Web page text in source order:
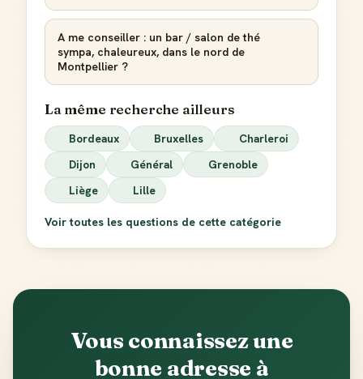
A me conseiller : un bar / salon de thé
sympa, chaleureux, dans le nord de
Montpellier ?
La même recherche ailleurs
Bordeaux Bruxelles
Charleroi
Dijon
Général
Grenoble
Liège
Lille
Voir toutes les questions de cette catégorie
Vous connaissez une
bonne adresse à